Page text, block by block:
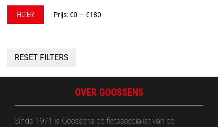
Min.
Max.FILTER Prijs:€0 —€180
RESET FILTERS
OVER GOOSSENS
Sinds 1971 is Goossens dé fietsspecialist van de